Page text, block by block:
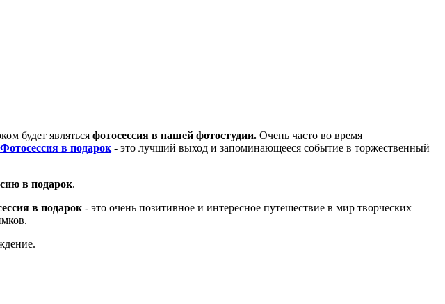
будет являться фотосессия в нашей фотостудии. Очень часто во время
Фотосессия в подарок - это лучший выход и запоминающееся событие в торжественный
в подарок.
в подарок - это очень позитивное и интересное путешествие в мир творческих